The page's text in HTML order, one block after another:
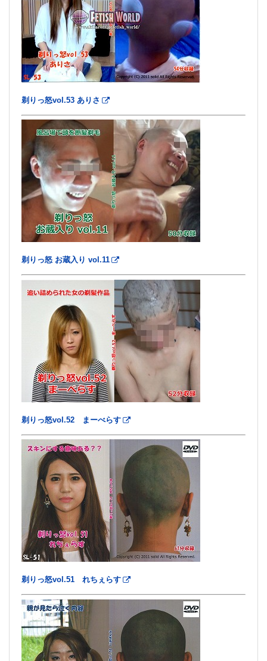
剃りっ怒vol.53 ありさ
剃りっ怒 お蔵入り vol.11
剃りっ怒vol.52 まーべらす
剃りっ怒vol.51 れちぇらす